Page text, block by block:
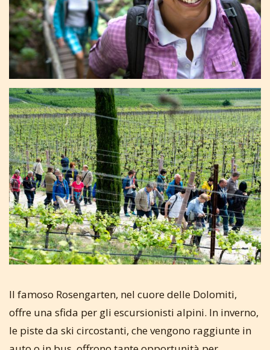
Il famoso Rosengarten, nel cuore delle Dolomiti,
offre una sfida per gli escursionisti alpini. In inverno,
le piste da ski circostanti, che vengono raggiunte in